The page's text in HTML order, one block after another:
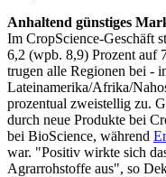
Anhaltend günstiges
Im CropScience-Geschäft
6,2 (wpb. 8,9) Prozent auf
trugen alle Regionen bei -
Lateinamerika/Afrika/
prozentual zweistellig zu.
durch neue Produkte bei
bei BioScience, während
war. "Positiv wirkte sich
Agrarrohstoffe aus", so